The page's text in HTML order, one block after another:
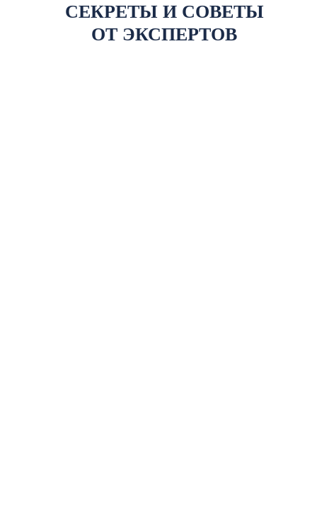
СЕКРЕТЫ И СОВЕТЫ
ОТ ЭКСПЕРТОВ